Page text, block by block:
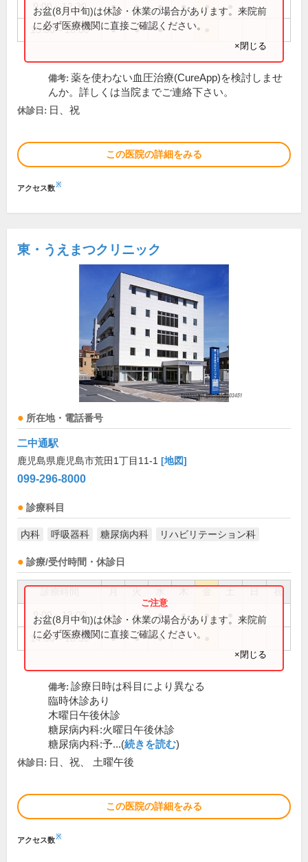
9:00～12:30 ● ● ● ● ●
15:30～18:00 ● ● ●
お盆(8月中旬)は休診・休業の場合があります。来院前
に必ず医療機関に直接ご確認ください。
×閉じる
備考: 薬を使わない血圧治療(CureApp)を検討しませ
んか。詳しくは当院までご連絡下さい。
休診日: 日、祝
この医院の詳細をみる
アクセス数※
東・うえまつクリニック
所在地・電話番号
二中通駅
鹿児島県鹿児島市荒田1丁目11-1 [地図]
099-296-8000
診療科目
内科 呼吸器科 糖尿病内科 リハビリテーション科
診療/受付時間・休診日
祝
9:00～13:00 ● ● ● ● ●
14:00～18:30 ● ● ●
お盆(8月中旬)は休診・休業の場合があります。来院前
に必ず医療機関に直接ご確認ください。
×閉じる
備考: 診療日時は科目により異なる
臨時休診あり
木曜日午後休診
糖尿病内科:火曜日午後休診
糖尿病内科:予...(続きを読む)
休診日: 日、祝、 土曜午後
この医院の詳細をみる
アクセス数※